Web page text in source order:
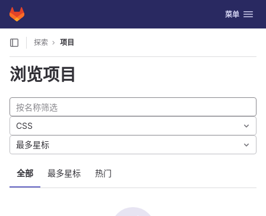
Skip to content
GitLab 切换导航
菜单
探索 项目
浏览项目
全部 最多星标 热门
CSS
最多星标